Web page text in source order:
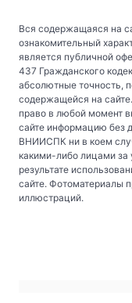
Вся содержащаяся на
ознакомительный
является публичной
437 Гражданского
абсолютные точность,
содержащейся на
право в любой момент
сайте информацию без
ВНИИСПК ни в коем
какими-либо лицами
результате
сайте. Фотоматериалы
иллюстраций.